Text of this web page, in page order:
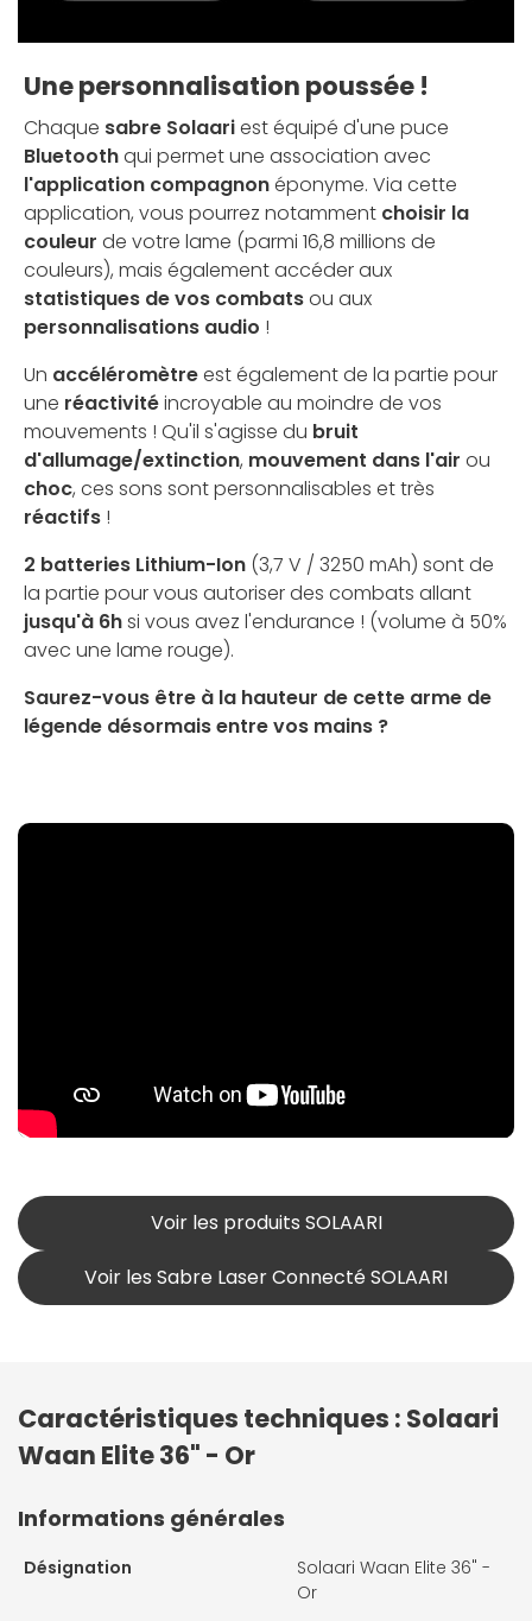
Une personnalisation poussée !
Chaque sabre Solaariest équipé d'une puce
Bluetoothqui permet une association avec
l'application compagnonéponyme. Via cette
application, vous pourrez notamment choisir la
couleur de votre lame (parmi 16,8 millions de
couleurs), mais également accéder aux
statistiques de vos combatsou aux
personnalisations audio !
Un accéléromètreest également de la partie pour
une réactivitéincroyable au moindre de vos
mouvements ! Qu'il s'agisse du bruit
d'allumage/extinction, mouvement dans l'air ou
choc, ces sons sont personnalisables et très
réactifs !
2 batteries Lithium-Ion (3,7 V / 3250 mAh) sont de
la partie pour vous autoriser des combats allant
jusqu'à 6hsi vous avez l'endurance ! (volume à 50%
avec une lame rouge).
Saurez-vous être à la hauteur de cette arme de
légende désormais entre vos mains ?
Voir les produits SOLAARI
Voir les Sabre Laser Connecté SOLAARI
Caractéristiques techniques : Solaari
Waan Elite 36" - Or
Informations générales
Désignation
Solaari Waan Elite 36" -
Or